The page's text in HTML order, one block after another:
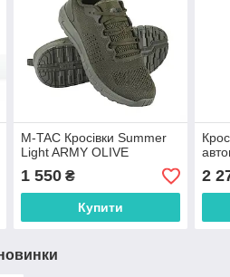
M-TAC Кросівки Summer
Light ARMY OLIVE
1 550₴
Купити
2